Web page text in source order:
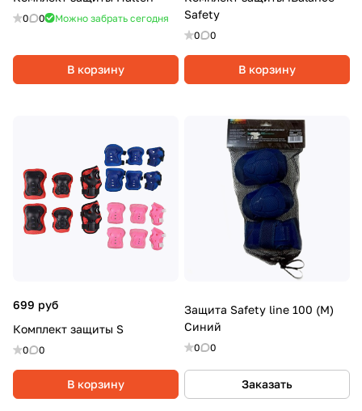
0 0 Можно забрать сегодня
В корзину
Safety
0 0
В корзину
699 руб
Комплект защиты S
0 0
В корзину
Защита Safety line 100 (M)
Синий
0 0
Заказать